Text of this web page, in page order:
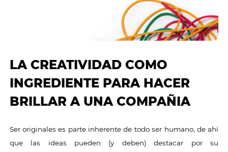
LA CREATIVIDAD COMO
INGREDIENTE PARA HACER
BRILLAR A UNA COMPAÑIA
Ser originales es parte inherente de todo ser humano, de ahí
que las ideas pueden (y deben) destacar por su